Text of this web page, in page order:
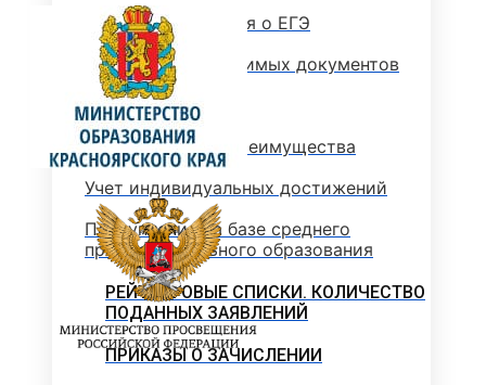
Основные сведения о ЕГЭ
Перечень необходимых документов
План приема
Особые права и преимущества
Учет индивидуальных достижений
Поступление на базе среднего
профессионального образования
РЕЙТИНГОВЫЕ СПИСКИ. КОЛИЧЕСТВО
ПОДАННЫХ ЗАЯВЛЕНИЙ
ПРИКАЗЫ О ЗАЧИСЛЕНИИ